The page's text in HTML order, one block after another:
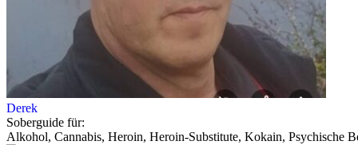
Derek
Soberguide für:
Alkohol, Cannabis, Heroin, Heroin-Substitute, Kokain, Psychische